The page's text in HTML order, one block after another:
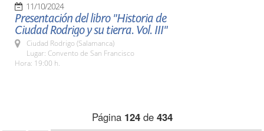
11/10/2024
Presentación del libro "Historia de
Ciudad Rodrigo y su tierra. Vol. III"
Ciudad Rodrigo (Salamanca)
Lugar: Convento de San Francisco
Hora: 19:00 h.
Página 124de 434